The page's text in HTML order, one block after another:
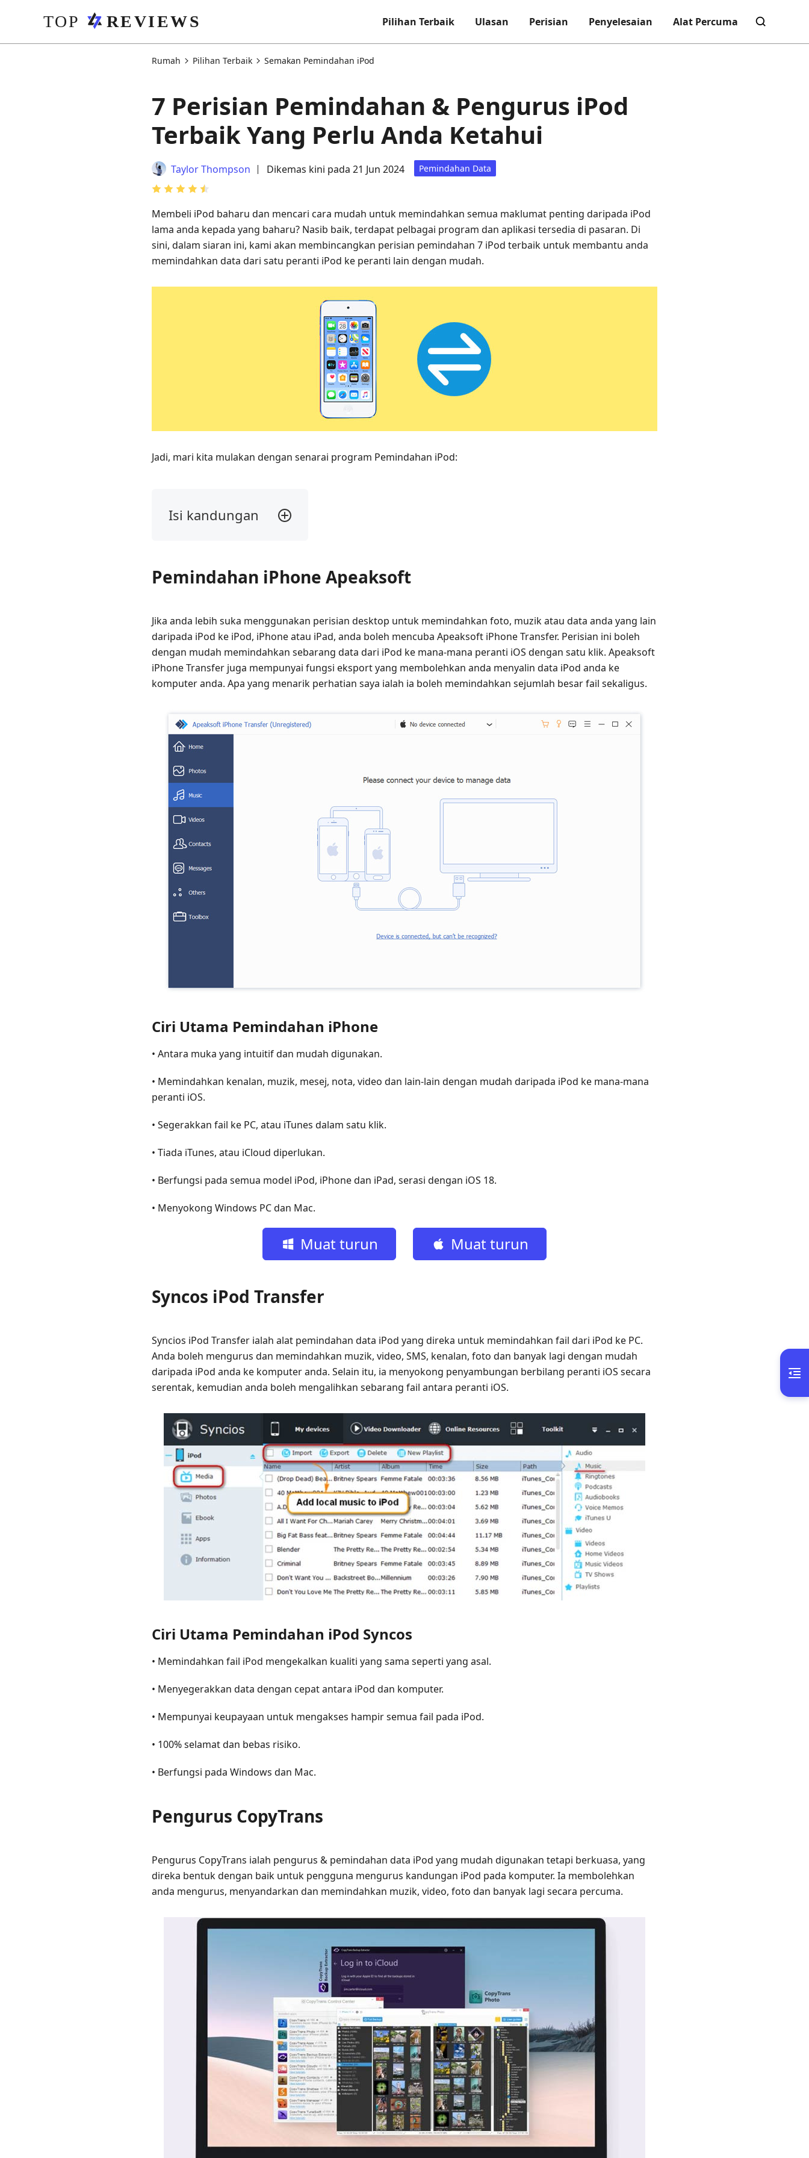
Pilihan Terbaik Ulasan Perisian Penyelesaian Alat Percuma
Rumah Pilihan Terbaik Semakan Pemindahan iPod
7 Perisian Pemindahan & Pengurus iPod
Terbaik Yang Perlu Anda Ketahui
Taylor Thompson Dikemas kini pada 21 Jun 2024 Pemindahan Data
Membeli iPod baharu dan mencari cara mudah untuk memindahkan semua maklumat penting daripada iPod
lama anda kepada yang baharu? Nasib baik, terdapat pelbagai program dan aplikasi tersedia di pasaran. Di
sini, dalam siaran ini, kami akan membincangkan perisian pemindahan 7 iPod terbaik untuk membantu anda
memindahkan data dari satu peranti iPod ke peranti lain dengan mudah.
Jadi, mari kita mulakan dengan senarai program Pemindahan iPod:
Isi kandungan
Syncos
Pengurus
CopyTrans
TunesGo
SyncBird
PhoneTrans
iMazing
Soalan
Lazim
Pemindahan
Data
iPod
Pemindahan iPhone Apeaksoft
Jika anda lebih suka menggunakan perisian desktop untuk memindahkan foto, muzik atau data anda yang lain
daripada iPod ke iPod, iPhone atau iPad, anda boleh mencuba Apeaksoft iPhone Transfer. Perisian ini boleh
dengan mudah memindahkan sebarang data dari iPod ke mana-mana peranti iOS dengan satu klik. Apeaksoft
iPhone Transfer juga mempunyai fungsi eksport yang membolehkan anda menyalin data iPod anda ke
komputer anda. Apa yang menarik perhatian saya ialah ia boleh memindahkan sejumlah besar fail sekaligus.
Ciri Utama Pemindahan iPhone
• Antara muka yang intuitif dan mudah digunakan.
• Memindahkan kenalan, muzik, mesej, nota, video dan lain-lain dengan mudah daripada iPod ke mana-mana
peranti iOS.
• Segerakkan fail ke PC, atau iTunes dalam satu klik.
• Tiada iTunes, atau iCloud diperlukan.
• Berfungsi pada semua model iPod, iPhone dan iPad, serasi dengan iOS 18.
• Menyokong Windows PC dan Mac.
Muat turun
Muat turun
Syncos iPod Transfer
Syncios iPod Transfer ialah alat pemindahan data iPod yang direka untuk memindahkan fail dari iPod ke PC.
Anda boleh mengurus dan memindahkan muzik, video, SMS, kenalan, foto dan banyak lagi dengan mudah
daripada iPod anda ke komputer anda. Selain itu, ia menyokong penyambungan berbilang peranti iOS secara
serentak, kemudian anda boleh mengalihkan sebarang fail antara peranti iOS.
Ciri Utama Pemindahan iPod Syncos
• Memindahkan fail iPod mengekalkan kualiti yang sama seperti yang asal.
• Menyegerakkan data dengan cepat antara iPod dan komputer.
• Mempunyai keupayaan untuk mengakses hampir semua fail pada iPod.
• 100% selamat dan bebas risiko.
• Berfungsi pada Windows dan Mac.
Pengurus CopyTrans
Pengurus CopyTrans ialah pengurus & pemindahan data iPod yang mudah digunakan tetapi berkuasa, yang
direka bentuk dengan baik untuk pengguna mengurus kandungan iPod pada komputer. Ia membolehkan
anda mengurus, menyandarkan dan memindahkan muzik, video, foto dan banyak lagi secara percuma.